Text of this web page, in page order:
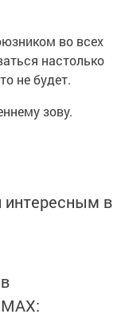
во всех
настолько
не будет.
зову.
в